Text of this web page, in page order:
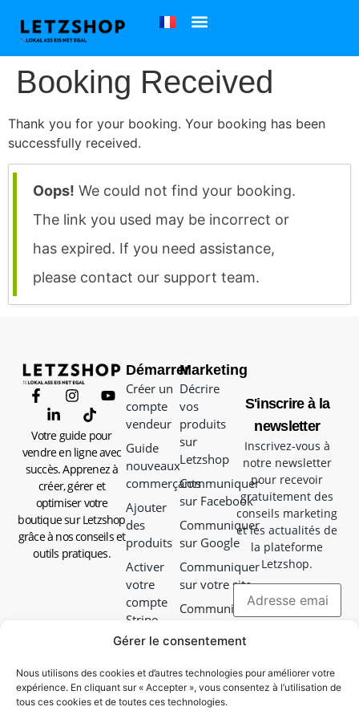
Gérer le consentement
Nous utilisons des cookies et d’autres technologies pour améliorer votre
expérience. En cliquant sur « Accepter », vous consentez à l’utilisation de
tous ces cookies et de toutes ces technologies.
Booking Received
Thank you for your booking. Your booking has been
successfully received.
Oops! We could not find your booking.
The link you used may be incorrect or
has expired. If you need assistance,
please contact our support team.
Votre guide pour
vendre en ligne avec
succès. Apprenez à
créer, gérer et
optimiser votre
boutique sur Letzshop
grâce à nos conseils et
outils pratiques.
Démarrer
Créer un
compte
vendeur
Guide
nouveaux
commerçants
Ajouter
des
produits
Activer
votre
compte
Stripe
Choisir
mode de
livraison
Marketing
Décrire
vos
produits
sur
Letzshop
Communiquer
sur Facebook
Communiquer
sur Google
Communiquer
sur votre site
Communiquer
Communiquer
avec vos colis
Campagne
Facebook
S'inscrire à la
newsletter
Inscrivez-vous à
notre newsletter
pour recevoir
gratuitement des
conseils marketing
et les actualités de
la plateforme
Letzshop.